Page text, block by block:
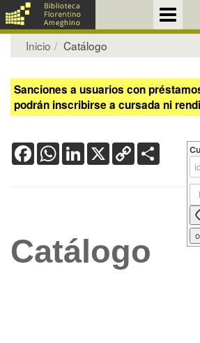
Inicio Catálogo
Sanciones a usuarios con
podrán inscribirse a cursada ni
FacebookWhatsApp
LinkedIn
X Copy
Link
Catálogo